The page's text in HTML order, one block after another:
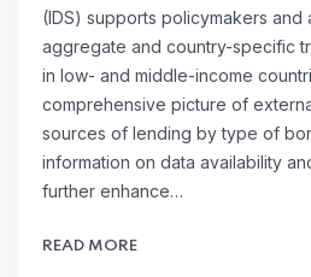
(IDS) supports policymakers and
aggregate and country-specific
in low- and middle-income
comprehensive picture of
sources of lending by type of
information on data availability
further enhance…
READ MORE